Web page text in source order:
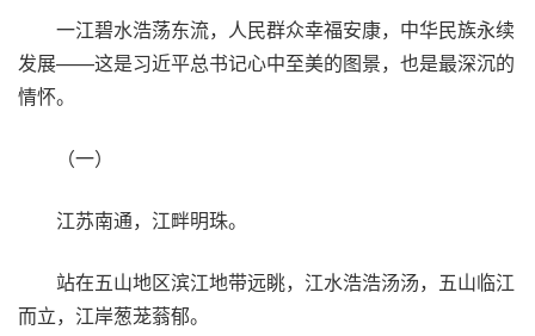
一江碧水浩荡东流，人民群众幸福安康，中华民族永续
发展——这是习近平总书记心中至美的图景，也是最深沉的
情怀。
（一）
江苏南通，江畔明珠。
站在五山地区滨江地带远眺，江水浩浩汤汤，五山临江
而立，江岸葱茏蓊郁。